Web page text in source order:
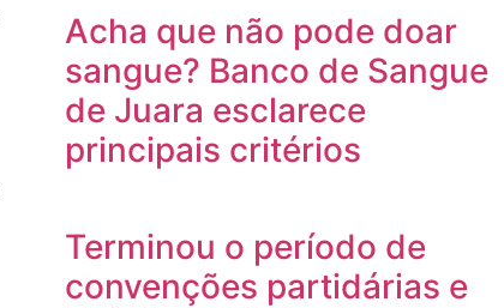
Acha que não pode doar
sangue? Banco de Sangue
de Juara esclarece
principais critérios
Terminou o período de
convenções partidárias e